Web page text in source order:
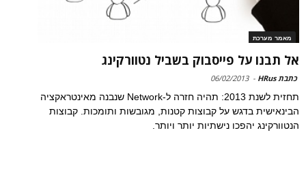
מאמר מערכת
אל תבנו על פייסבוק בשביל נטוורקינג
כתבת HRus -
06/02/2013
תחזית לשנת 2013: תהיה חזרה ל-Network שנבנה מאינטראקציה
הבינאישית בדגש על קבוצות קטנות, מגובשות ותומכות. קבוצות
הנטוורקינג יהפכו נישתיות יותר ויותר.